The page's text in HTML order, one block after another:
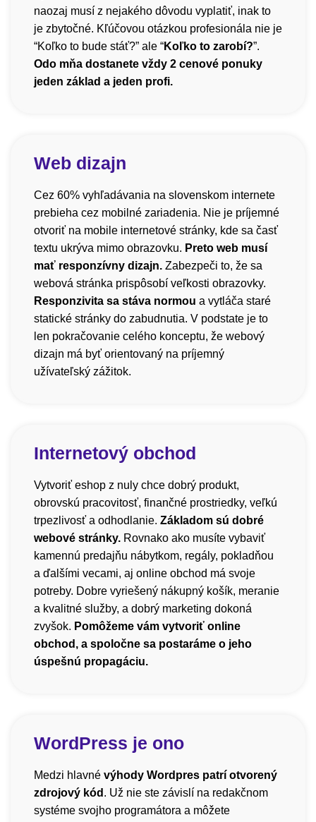
naozaj musí z nejakého dôvodu vyplatiť, inak to
je zbytočné. Kľúčovou otázkou profesionála nie je
“Koľko to bude stáť?” ale “Koľko to zarobí?”.
Odo mňa dostanete vždy 2 cenové ponuky
jeden základ a jeden profi.
Web dizajn
Cez 60% vyhľadávania na slovenskom internete
prebieha cez mobilné zariadenia. Nie je príjemné
otvoriť na mobile internetové stránky, kde sa časť
textu ukrýva mimo obrazovku. Preto web musí
mať responzívny dizajn. Zabezpeči to, že sa
webová stránka prispôsobí veľkosti obrazovky.
Responzivita sa stáva normou a vytláča staré
statické stránky do zabudnutia. V podstate je to
len pokračovanie celého konceptu, že webový
dizajn má byť orientovaný na príjemný
užívateľský zážitok.
Internetový obchod
Vytvoriť eshop z nuly chce dobrý produkt,
obrovskú pracovitosť, finančné prostriedky, veľkú
trpezlivosť a odhodlanie. Základom sú dobré
webové stránky. Rovnako ako musíte vybaviť
kamennú predajňu nábytkom, regály, pokladňou
a ďalšími vecami, aj online obchod má svoje
potreby. Dobre vyriešený nákupný košík, meranie
a kvalitné služby, a dobrý marketing dokoná
zvyšok. Pomôžeme vám vytvoriť online
obchod, a spoločne sa postaráme o jeho
úspešnú propagáciu.
WordPress je ono
Medzi hlavné výhody Wordpres patrí otvorený
zdrojový kód . Už nie ste závislí na redakčnom
systéme svojho programátora a môžete